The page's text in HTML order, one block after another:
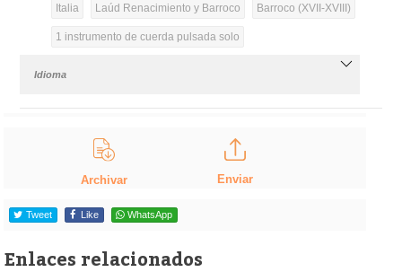
Italia Laúd Renacimiento y Barroco Barroco (XVII-XVIII)
1 instrumento de cuerda pulsada solo
Idioma
Archivar Enviar
Tweet Like WhatsApp
Enlaces relacionados